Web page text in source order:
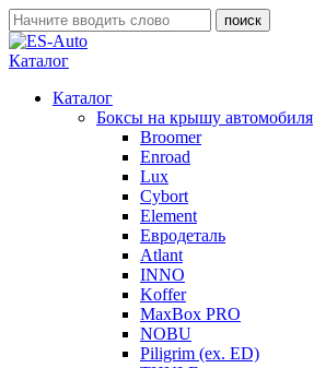
Каталог
Каталог
Боксы на крышу автомобиля
Broomer
Enroad
Lux
Cybort
Element
Евродеталь
Atlant
INNO
Koffer
MaxBox PRO
NOBU
Piligrim (ex. ED)